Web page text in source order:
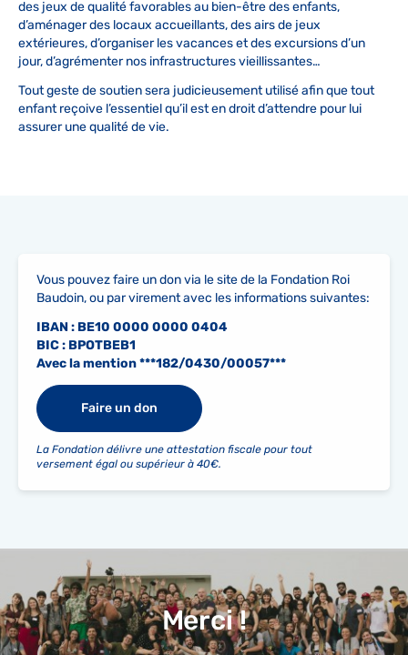
des jeux de qualité favorables au bien-être des enfants,
d’aménager des locaux accueillants, des airs de jeux
extérieures, d’organiser les vacances et des excursions d’un
jour, d’agrémenter nos infrastructures vieillissantes…
Tout geste de soutien sera judicieusement utilisé afin que tout
enfant reçoive l’essentiel qu’il est en droit d’attendre pour lui
assurer une qualité de vie.
Vous pouvez faire un don via le site de la Fondation Roi
Baudoin, ou par virement avec les informations suivantes:
IBAN : BE10 0000 0000 0404
BIC : BPOTBEB1
Avec la mention ***182/0430/00057***
Faire un don
La Fondation délivre une attestation fiscale pour tout
versement égal ou supérieur à 40€.
Merci !